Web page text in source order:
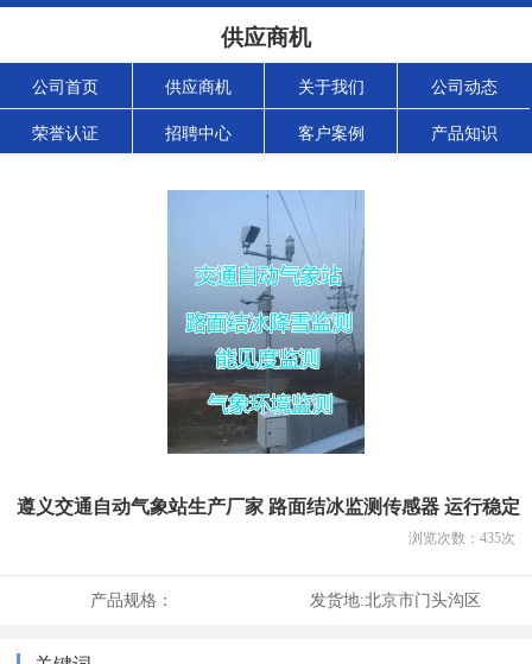
供应商机
公司首页 供应商机 关于我们 公司动态
荣誉认证 招聘中心 客户案例 产品知识
遵义交通自动气象站生产厂家 路面结冰监测传感器 运行稳定
浏览次数： 435次
产品规格： 发货地:北京市门头沟区